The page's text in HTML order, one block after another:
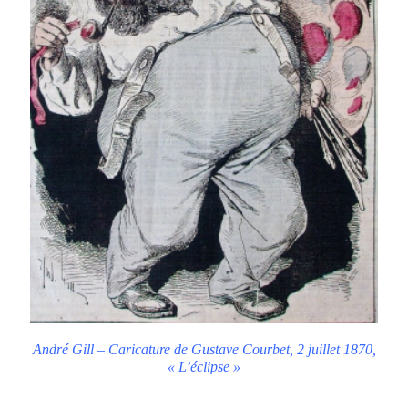
André Gill – Caricature de Gustave Courbet, 2 juillet 1870,
« L’éclipse »